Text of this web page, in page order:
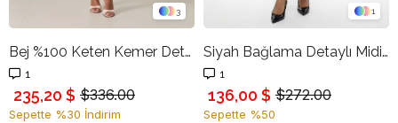
3
Bej %100 Keten Kemer Detaylı Midi Boy Etek
1
$336.00
235,20 $
Sepette %30 İndirim
1
Siyah Bağlama Detaylı Midi Boy Etek
1
$272.00
136,00 $
Sepette %50